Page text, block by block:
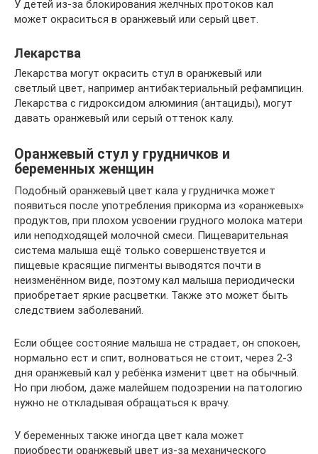
У детей из-за блокирования желчных протоков кал
может окраситься в оранжевый или серый цвет.
Лекарства
Лекарства могут окрасить стул в оранжевый или
светлый цвет, например антибактериальный рефампицин.
Лекарства с гидроксидом алюминия (антациды), могут
давать оранжевый или серый оттенок калу.
Оранжевый стул у грудничков и
беременных женщин
Подобный оранжевый цвет кала у грудничка может
появиться после употребления прикорма из «оранжевых»
продуктов, при плохом усвоении грудного молока матери
или неподходящей молочной смеси. Пищеварительная
система малыша ещё только совершенствуется и
пищевые красящие пигменты выводятся почти в
неизменённом виде, поэтому кал малыша периодически
приобретает яркие расцветки. Также это может быть
следствием заболеваний.
Если общее состояние малыша не страдает, он спокоен,
нормально ест и спит, волноваться не стоит, через 2-3
дня оранжевый кал у ребёнка изменит цвет на обычный.
Но при любом, даже малейшем подозрении на патологию
нужно не откладывая обращаться к врачу.
У беременных также иногда цвет кала может
приобрести оранжевый цвет из-за механического